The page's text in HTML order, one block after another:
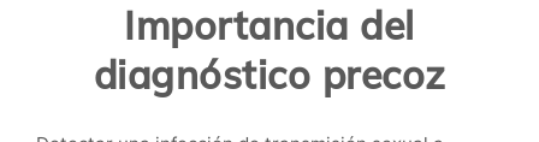
Importancia del
diagnóstico precoz